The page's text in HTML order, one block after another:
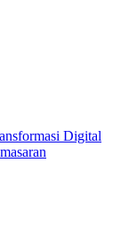
Digital